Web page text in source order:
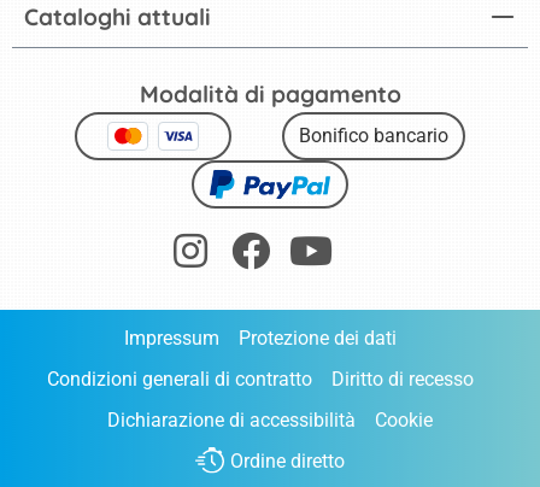
Cataloghi attuali
Modalità di pagamento
Bonifico bancario
Impressum
Protezione dei dati
Condizioni generali di contratto
Diritto di recesso
Dichiarazione di accessibilità
Cookie
Ordine diretto